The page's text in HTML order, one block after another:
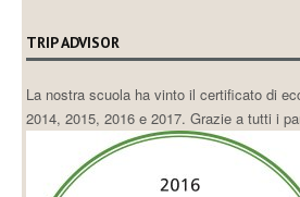
TRIP ADVISOR
La nostra scuola ha vinto il certificato di
2014, 2015, 2016 e 2017. Grazie a tutti i